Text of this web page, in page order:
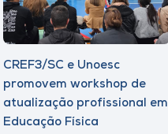
CREF3/SC e Unoesc
promovem workshop de
atualização profissional em
Educação Física